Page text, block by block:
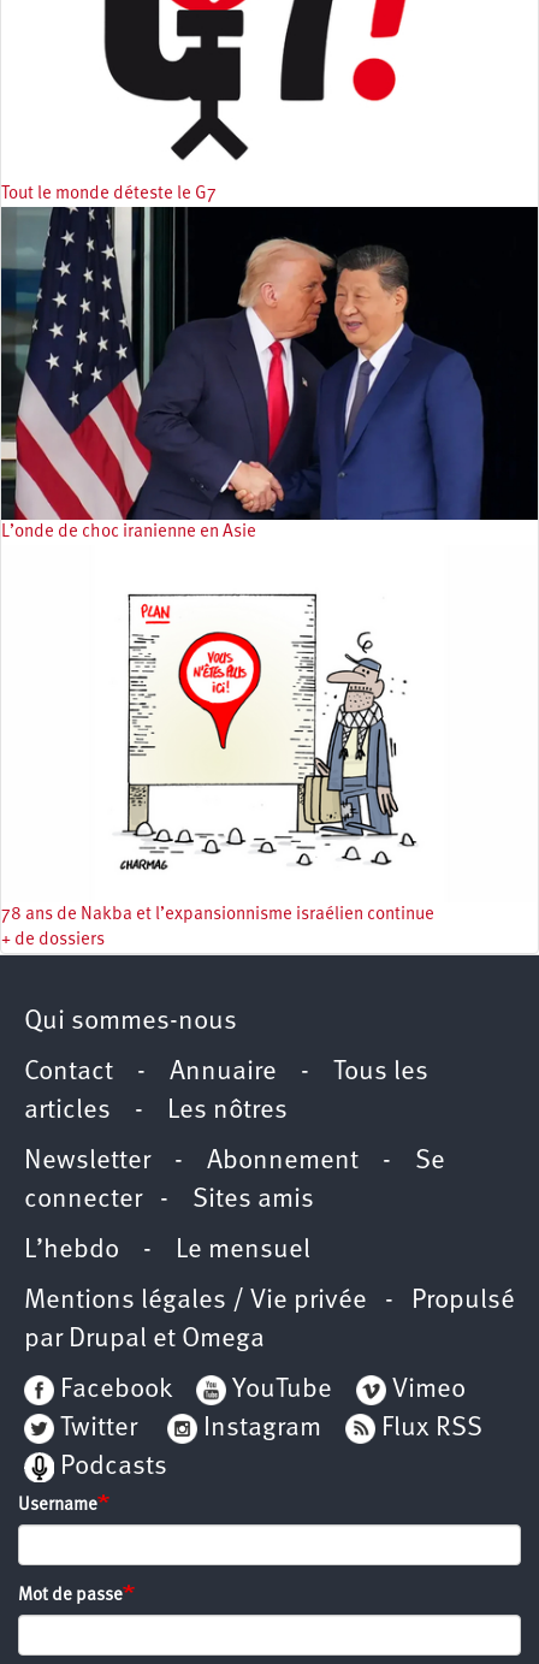
Tout le monde déteste le G7
L’onde de choc iranienne en Asie
78 ans de Nakba et l’expansionnisme israélien continue
+ de dossiers
Qui sommes-nous
Contact - Annuaire -
Tous les
articles - Les nôtres
Newsletter- Abonnement - Se
connecter- Sites amis
L’hebdo - Le mensuel
Mentions légales / Vie privée - Propulsé
par Drupal et Omega
Facebook
YouTube
Vimeo
Twitter
Instagram
Flux RSS
Podcasts
Username
Mot de passe